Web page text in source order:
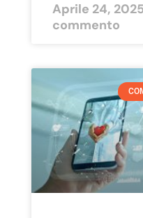
Aprile 24, 2025
commento